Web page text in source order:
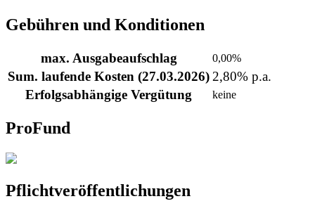
Gebühren und Konditionen
max. Ausgabeaufschlag 0,00%
Sum. laufende Kosten (27.03.2026) 2,80% p.a.
Erfolgsabhängige Vergütung
keine
ProFund
Pflichtveröffentlichungen